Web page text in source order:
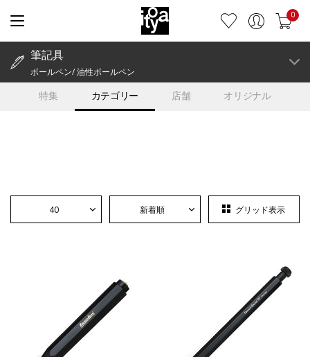
0
特集 カテゴリー 店舗 オリジナル
筆記具
ボールペン/ 油性ボールペン
40 新着順 グリッド表示